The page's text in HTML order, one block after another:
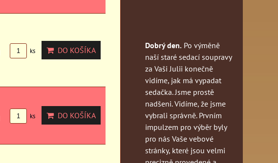
ks DO KOŠÍKA
ks DO KOŠÍKA
Dobrý den. Po výměně
naší staré sedací soupravy
za Vaši Julii konečně
vidíme, jak má vypadat
sedačka. Jsme prostě
nadšeni. Vidíme, že jsme
vybrali správně. Prvním
impulzem pro výběr byly
pro nás Vaše vebové
stránky, které jsou velmi